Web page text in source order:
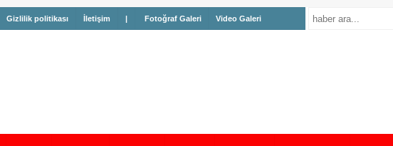
Gizlilik politikası İletişim | Fotoğraf Galeri Video Galeri